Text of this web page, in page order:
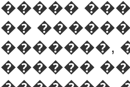
�����
��
�������,
������